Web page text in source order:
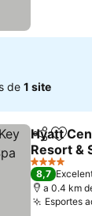
de 1 site
Partilhar
Hyatt
Resort &
Ver preços
4 Estrelas
8,7
a 0.4 km
Esportes